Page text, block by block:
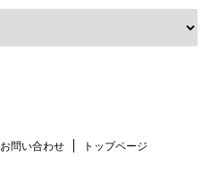
お問い合わせ トップページ